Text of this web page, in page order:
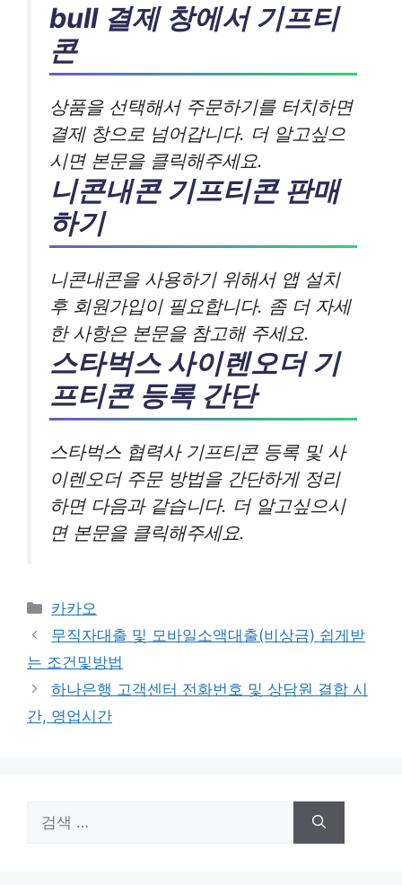
bull 결제 창에서 기프티
콘
상품을 선택해서 주문하기를 터치하면
결제 창으로 넘어갑니다. 더 알고싶으
시면 본문을 클릭해주세요.
니콘내콘 기프티콘 판매
하기
니콘내콘을 사용하기 위해서 앱 설치
후 회원가입이 필요합니다. 좀 더 자세
한 사항은 본문을 참고해 주세요.
스타벅스 사이렌오더 기
프티콘 등록 간단
스타벅스 협력사 기프티콘 등록 및 사
이렌오더 주문 방법을 간단하게 정리
하면 다음과 같습니다. 더 알고싶으시
면 본문을 클릭해주세요.
카
테
리
카카오
무직자대출 및 모바일소액대출(비상금) 쉽게받
는 조건및방법
하나은행 고객센터 전화번호 및 상담원 결합 시
간, 영업시간
색: